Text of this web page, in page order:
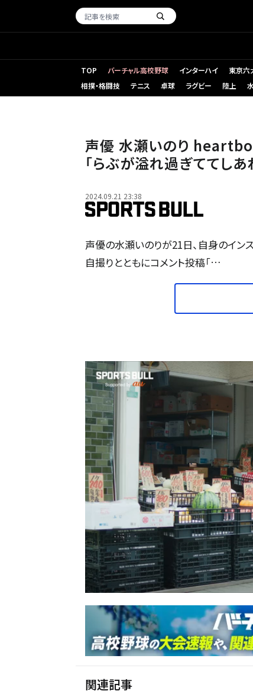
TOP バーチャル高校野球 インターハイ 東京六
相撲・格闘技
テニス 卓球 ラグビー 陸上
声優 水瀬いのり
「らぶが溢れ過ぎててし
2024.09.21 23:38
声優の水瀬いのりが21日、自身のイン
自撮りとともにコメント投稿「…
関連記事